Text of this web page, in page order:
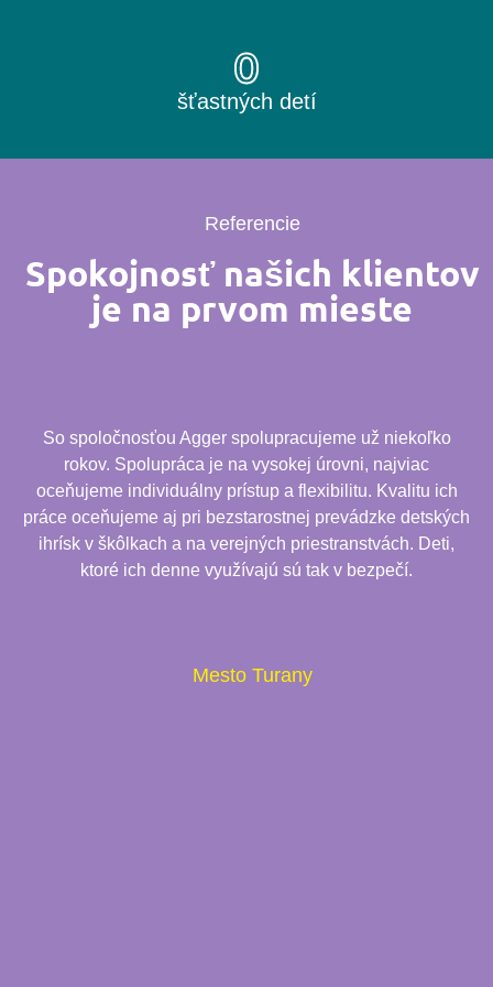
šťastných detí
0
Referencie
Spokojnosť našich klientov
je na prvom mieste
So spoločnosťou Agger spolupracujeme už niekoľko
rokov. Spolupráca je na vysokej úrovni, najviac
oceňujeme individuálny prístup a flexibilitu. Kvalitu ich
práce oceňujeme aj pri bezstarostnej prevádzke detských
ihrísk v škôlkach a na verejných priestranstvách. Deti,
ktoré ich denne využívajú sú tak v bezpečí.
Mesto Turany